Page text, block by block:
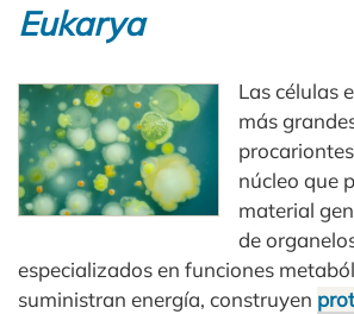
Eukarya
Las células
más
núcleo que
material
de
especializados en funciones
suministran energía, construyen